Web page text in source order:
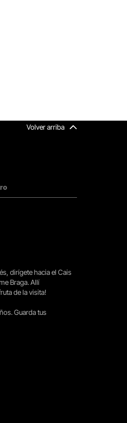
Volver arriba
dirígete hacia el Cais
Braga. Allí
de la visita!
Guarda tus